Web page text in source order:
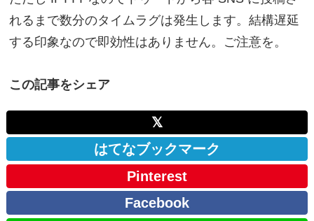
れるまで数分のタイムラグは発生します。結構遅延
する印象なので即効性はありません。ご注意を。
この記事をシェア
𝕏
はてなブックマーク
Pinterest
Facebook